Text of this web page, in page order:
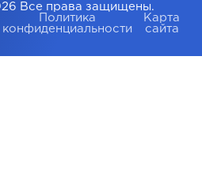
Все права защищены.
Политика
конфиденциальности
Карта
сайта